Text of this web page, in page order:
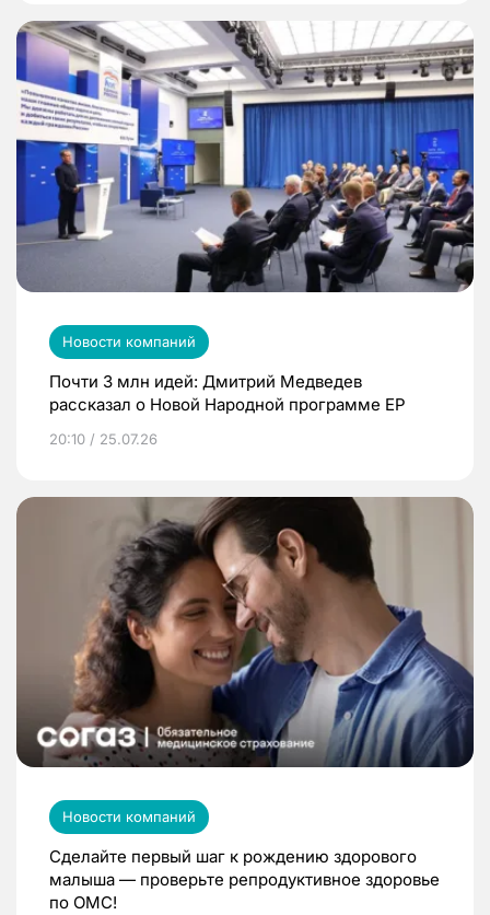
Новости компаний
Почти 3 млн идей: Дмитрий Медведев
рассказал о Новой Народной программе ЕР
20:10 / 25.07.26
Новости компаний
Сделайте первый шаг к рождению здорового
малыша — проверьте репродуктивное здоровье
по ОМС!